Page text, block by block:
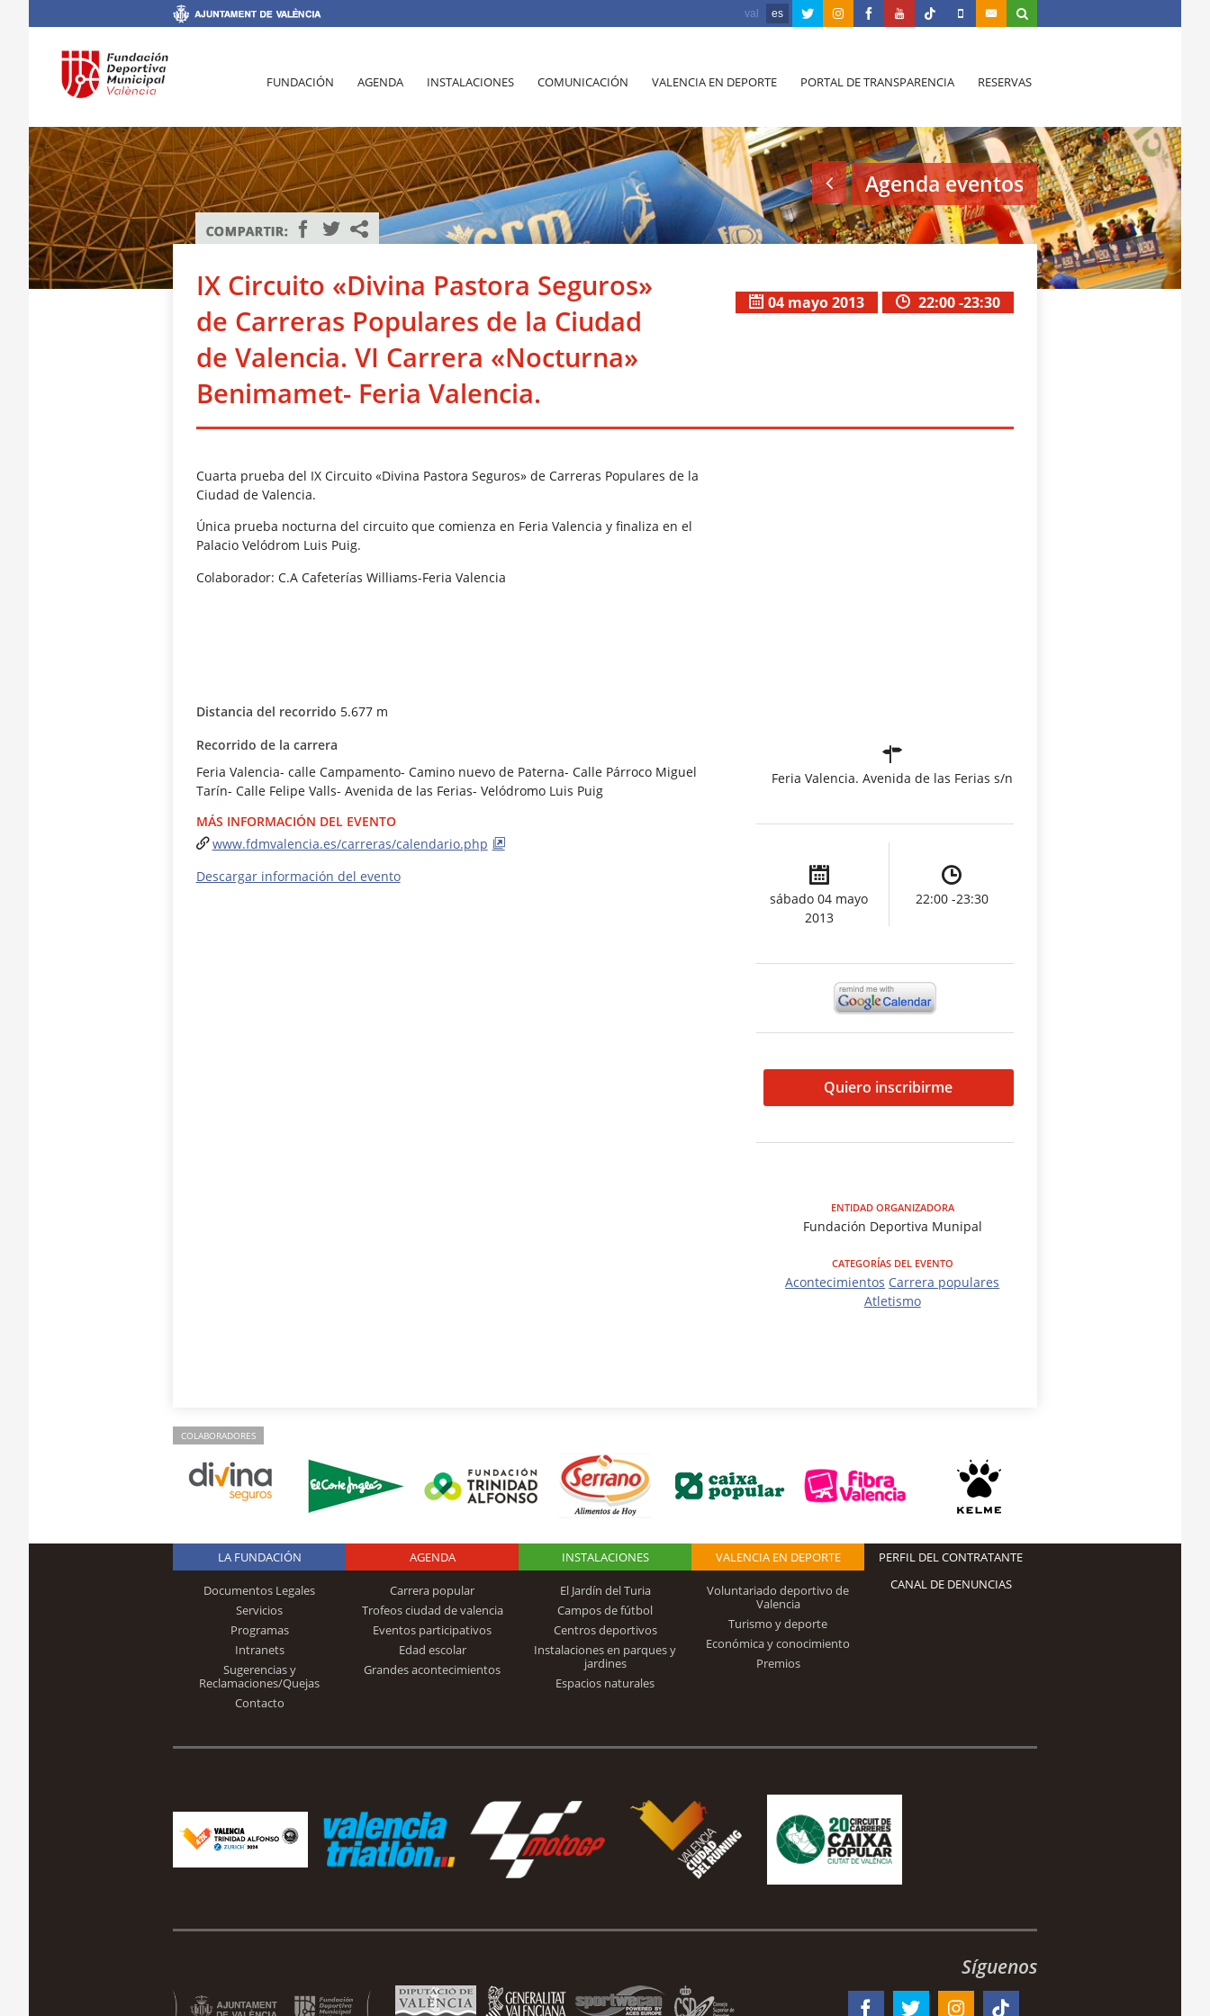
val es
FUNDACIÓN AGENDA INSTALACIONES COMUNICACIÓN VALENCIA EN DEPORTE PORTAL DE TRANSPARENCIA RESERVAS
Agenda eventos
IX Circuito «Divina Pastora Seguros»
de Carreras Populares de la Ciudad
de Valencia. VI Carrera «Nocturna»
Benimamet- Feria Valencia.
22:00 -23:30
04 mayo 2013
Cuarta prueba del IX Circuito «Divina Pastora Seguros» de Carreras Populares de la
Ciudad de Valencia.
Única prueba nocturna del circuito que comienza en Feria Valencia y finaliza en el
Palacio Velódrom Luis Puig.
Colaborador: C.A Cafeterías Williams-Feria Valencia
Distancia del recorrido 5.677 m
Recorrido de la carrera
Feria Valencia- calle Campamento- Camino nuevo de Paterna- Calle Párroco Miguel
Tarín- Calle Felipe Valls- Avenida de las Ferias- Velódromo Luis Puig
MÁS INFORMACIÓN DEL EVENTO
www.fdmvalencia.es/carreras/calendario.php
Descargar información del evento
Feria Valencia. Avenida de las Ferias s/n
sábado 04 mayo
2013
22:00 -23:30
Quiero inscribirme
ENTIDAD ORGANIZADORA
Fundación Deportiva Munipal
CATEGORÍAS DEL EVENTO
Acontecimientos Carrera populares
Atletismo
COLABORADORES
Logo Fundación
Trinidad Alfonso
LA FUNDACIÓN
Documentos Legales
Servicios
Programas
Intranets
Sugerencias y
Reclamaciones/Quejas
Contacto
AGENDA
Carrera popular
Trofeos ciudad de valencia
Eventos participativos
Edad escolar
Grandes acontecimientos
INSTALACIONES
El Jardín del Turia
Campos de fútbol
Centros deportivos
Instalaciones en parques y
jardines
Espacios naturales
VALENCIA EN DEPORTE
Voluntariado deportivo de
Valencia
Turismo y deporte
Económica y conocimiento
Premios
PERFIL DEL CONTRATANTE
CANAL DE DENUNCIAS
Síguenos